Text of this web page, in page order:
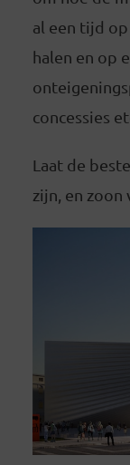
al een tijd
halen en op
concessies
Laat de
zijn, en zoon